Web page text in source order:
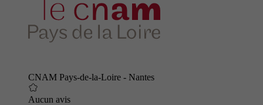
CNAM Pays-de-la-Loire - Nantes
Aucun avis